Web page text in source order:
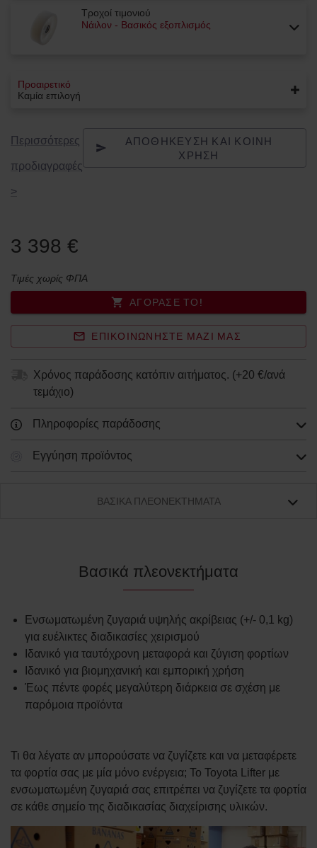
Τροχοί τιμονιού
Νάιλον - Βασικός εξοπλισμός
Προαιρετικό
Καμία επιλογή
Περισσότερες
προδιαγραφές
>
ΑΠΟΘΉΚΕΥΣΗ ΚΑΙ ΚΟΙΝΉ
ΧΡΉΣΗ
3 398 €
Τιμές χωρίς ΦΠΑ
ΑΓΌΡΑΣΈ ΤΟ!
ΕΠΙΚΟΙΝΩΝΉΣΤΕ ΜΑΖΊ ΜΑΣ
Χρόνος παράδοσης κατόπιν αιτήματος. (+20 €/ανά
τεμάχιο)
Πληροφορίες παράδοσης
Εγγύηση προϊόντος
ΒΑΣΙΚΆ ΠΛΕΟΝΕΚΤΉΜΑΤΑ
Βασικά πλεονεκτήματα
Ενσωματωμένη ζυγαριά υψηλής ακρίβειας (+/- 0,1 kg)
για ευέλικτες διαδικασίες χειρισμού
Ιδανικό για ταυτόχρονη μεταφορά και ζύγιση φορτίων
Ιδανικό για βιομηχανική και εμπορική χρήση
Έως πέντε φορές μεγαλύτερη διάρκεια σε σχέση με
παρόμοια προϊόντα
Τι θα λέγατε αν μπορούσατε να ζυγίζετε και να μεταφέρετε
τα φορτία σας με μία μόνο ενέργεια; Το Toyota Lifter με
ενσωματωμένη ζυγαριά σας επιτρέπει να ζυγίζετε τα φορτία
σε κάθε σημείο της διαδικασίας διαχείρισης υλικών.